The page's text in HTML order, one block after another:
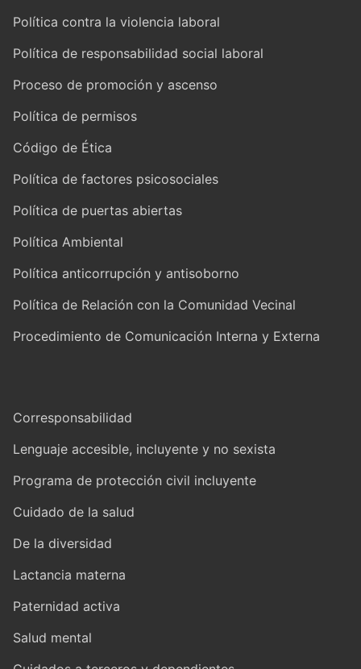
Política contra la violencia laboral
Política de responsabilidad social laboral
Proceso de promoción y ascenso
Política de permisos
Código de Ética
Política de factores psicosociales
Política de puertas abiertas
Política Ambiental
Política anticorrupción y antisoborno
Política de Relación con la Comunidad Vecinal
Procedimiento de Comunicación Interna y Externa
Corresponsabilidad
Lenguaje accesible, incluyente y no sexista
Programa de protección civil incluyente
Cuidado de la salud
De la diversidad
Lactancia materna
Paternidad activa
Salud mental